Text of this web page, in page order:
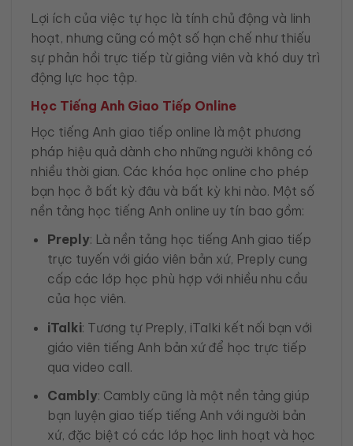
Lợi ích của việc tự học là tính chủ động và linh
hoạt, nhưng cũng có một số hạn chế như thiếu
sự phản hồi trực tiếp từ giảng viên và khó duy trì
động lực học tập.
Học Tiếng Anh Giao Tiếp Online
Học tiếng Anh giao tiếp online là một phương
pháp hiệu quả dành cho những người không có
nhiều thời gian. Các khóa học online cho phép
bạn học ở bất kỳ đâu và bất kỳ khi nào. Một số
nền tảng học tiếng Anh online uy tín bao gồm:
Preply: Là nền tảng học tiếng Anh giao tiếp
trực tuyến với giáo viên bản xứ, Preply cung
cấp các lớp học phù hợp với nhiều nhu cầu
của học viên.
iTalki: Tương tự Preply, iTalki kết nối bạn với
giáo viên tiếng Anh bản xứ để học trực tiếp
qua video call.
Cambly: Cambly cũng là một nền tảng giúp
bạn luyện giao tiếp tiếng Anh với người bản
xứ, đặc biệt có các lớp học linh hoạt và học